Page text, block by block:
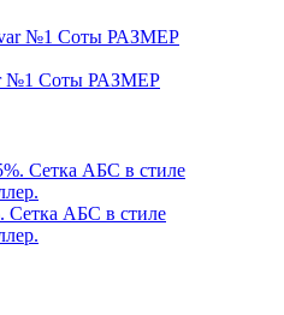
№1 Соты РАЗМЕР
АБС в стиле